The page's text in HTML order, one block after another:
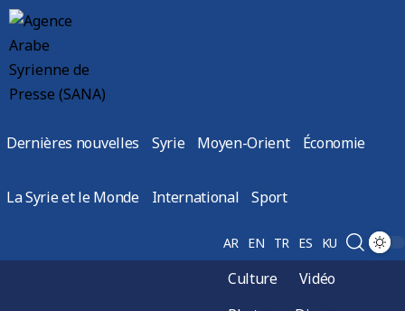
Dernières nouvelles Syrie Moyen-Orient Économie
La Syrie et le Monde International Sport
AR EN TR ES KU
Culture
Vidéo